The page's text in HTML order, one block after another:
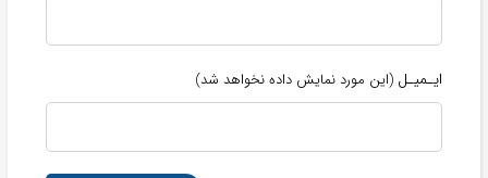
ایـمیـل (این مورد نمایش داده نخواهد شد)